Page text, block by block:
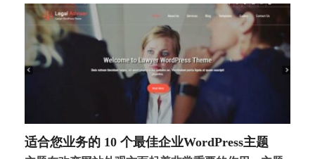
适合您业务的 10 个最佳企业WordPress主题